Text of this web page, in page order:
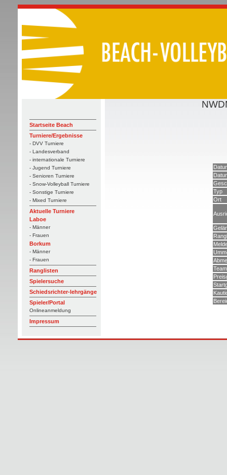
Startseite Beach
Turniere/Ergebnisse
- DVV Turniere
- Landesverband
- internationale Turniere
- Jugend Turniere
- Senioren Turniere
- Snow-Volleyball Turniere
- Sonstige Turniere
- Mixed Turniere
Aktuelle Turniere
Laboe
- Männer
- Frauen
Borkum
- Männer
- Frauen
Ranglisten
Spielersuche
Schiedsrichter-lehrgänge
Spieler/Portal
Onlineanmeldung
Impressum
Typ
Ort